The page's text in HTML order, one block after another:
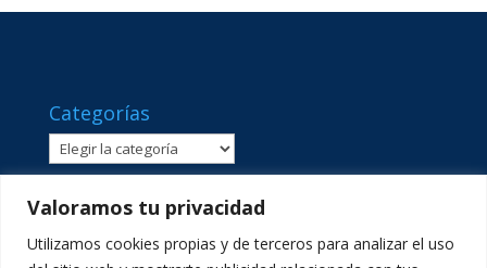
Valoramos tu privacidad
Utilizamos cookies propias y de terceros para analizar el uso
Categorías
Categorías